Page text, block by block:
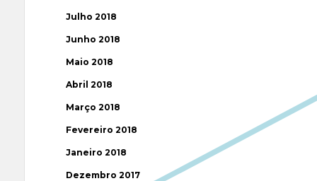
Julho 2018
Junho 2018
Maio 2018
Abril 2018
Março 2018
Fevereiro 2018
Janeiro 2018
Dezembro 2017